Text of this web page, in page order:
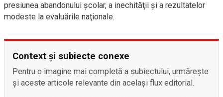
presiunea abandonului şcolar, a inechităţii şi a rezultatelor
modeste la evaluările naţionale.
Context și subiecte conexe
Pentru o imagine mai completă a subiectului, urmărește
și aceste articole relevante din același flux editorial.